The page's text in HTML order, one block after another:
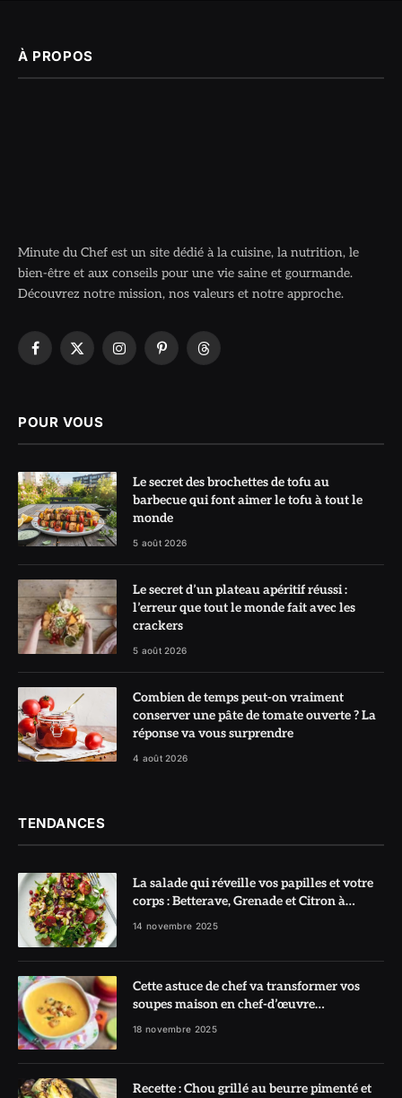
À PROPOS
Minute du Chef est un site dédié à la cuisine, la nutrition, le
bien-être et aux conseils pour une vie saine et gourmande.
Découvrez notre mission, nos valeurs et notre approche.
Facebook
X
InstagramPinterestThreads
POUR VOUS
Le secret des brochettes de tofu au
barbecue qui font aimer le tofu à tout le
monde
5 août 2026
Le secret d’un plateau apéritif réussi :
l’erreur que tout le monde fait avec les
crackers
5 août 2026
Combien de temps peut-on vraiment
conserver une pâte de tomate ouverte ? La
réponse va vous surprendre
4 août 2026
TENDANCES
La salade qui réveille vos papilles et votre
corps : Betterave, Grenade et Citron à
l’honneur
14 novembre 2025
Cette astuce de chef va transformer vos
soupes maison en chef-d’œuvre
réconfortant
18 novembre 2025
Recette : Chou grillé au beurre pimenté et